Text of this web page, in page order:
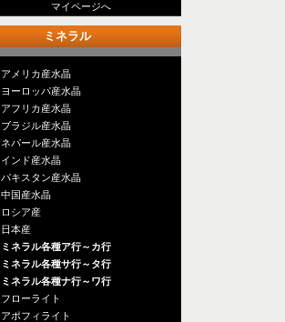
マイページへ
ミネラル
アメリカ産水晶
ヨーロッパ産水晶
アフリカ産水晶
ブラジル産水晶
ネパール産水晶
インド産水晶
パキスタン産水晶
中国産水晶
ロシア産
日本産
ミネラル各種ア行～カ行
ミネラル各種サ行～タ行
ミネラル各種ナ行～ワ行
フローライト
アポフィライト